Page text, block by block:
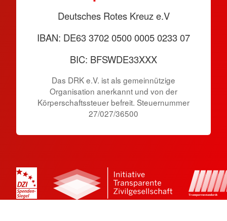
Deutsches Rotes Kreuz e.V
IBAN: DE63 3702 0500 0005 0233 07
BIC: BFSWDE33XXX
Das DRK e.V. ist als gemeinnützige
Organisation anerkannt und von der
Körperschaftssteuer befreit. Steuernummer
27/027/36500